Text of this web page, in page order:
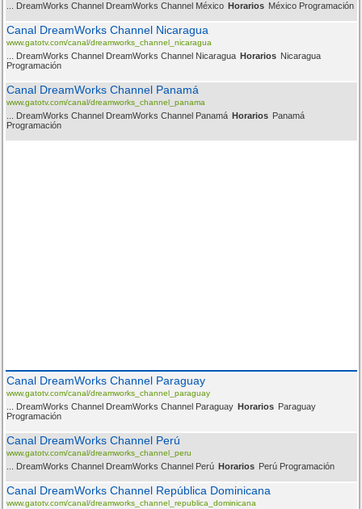
... DreamWorks Channel DreamWorks Channel México Horarios México Programación
Canal DreamWorks Channel Nicaragua
www.gatotv.com/canal/dreamworks_channel_nicaragua
... DreamWorks Channel DreamWorks Channel Nicaragua Horarios Nicaragua
Programación
Canal DreamWorks Channel Panamá
www.gatotv.com/canal/dreamworks_channel_panama
... DreamWorks Channel DreamWorks Channel Panamá Horarios Panamá
Programación
Canal DreamWorks Channel Paraguay
www.gatotv.com/canal/dreamworks_channel_paraguay
... DreamWorks Channel DreamWorks Channel Paraguay Horarios Paraguay
Programación
Canal DreamWorks Channel Perú
www.gatotv.com/canal/dreamworks_channel_peru
... DreamWorks Channel DreamWorks Channel Perú Horarios Perú Programación
Canal DreamWorks Channel República Dominicana
www.gatotv.com/canal/dreamworks_channel_republica_dominicana